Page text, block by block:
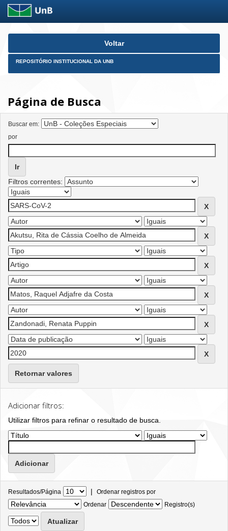
Skip
Voltar
REPOSITÓRIO INSTITUCIONAL DA UNB
Página de Busca
Buscar em:
por
Filtros correntes:
Retornar valores
Adicionar filtros:
Utilizar filtros para refinar o resultado de busca.
Resultados/Página | Ordenar registros por
Ordenar
Registro(s)